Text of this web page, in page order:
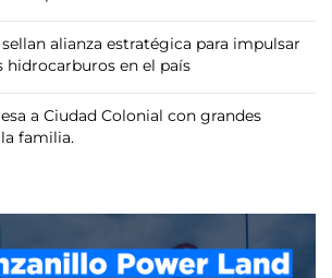
alianza estratégica para impulsar
hidrocarburos en el país
a Ciudad Colonial con grandes
familia.